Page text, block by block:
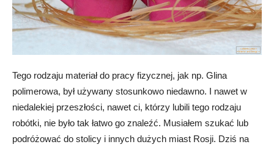
Tego rodzaju materiał do pracy fizycznej, jak np. Glina
polimerowa, był używany stosunkowo niedawno. I nawet w
niedalekiej przeszłości, nawet ci, którzy lubili tego rodzaju
robótki, nie było tak łatwo go znaleźć. Musiałem szukać lub
podróżować do stolicy i innych dużych miast Rosji. Dziś na